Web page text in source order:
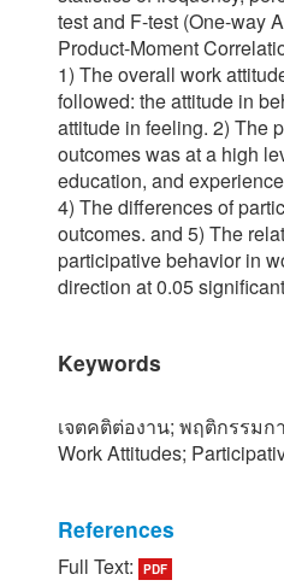
test and F-test (One-way
Product-Moment
1) The overall work
followed: the attitude in
attitude in feeling. 2) The
outcomes was at a high
education, and
4) The differences of
outcomes. and 5) The
participative behavior in
direction at 0.05
Keywords
เจตคติต่องาน; พฤติกรรม
Work Attitudes;
References
[1] อนุพงษ์ อินฟ้าแสง.
Full Text: PDF